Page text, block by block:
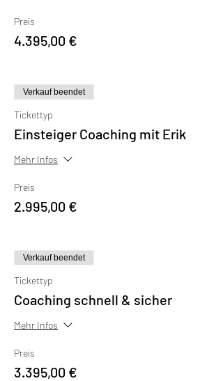
Preis
4.395,00 €
Verkauf beendet
Tickettyp
Einsteiger Coaching mit Erik
Mehr Infos
Preis
2.995,00 €
Verkauf beendet
Tickettyp
Coaching schnell & sicher
Mehr Infos
Preis
3.395,00 €